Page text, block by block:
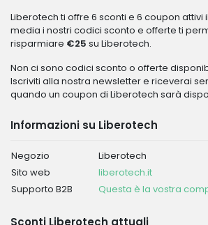
Liberotech ti offre 6 sconti e 6 coupon attivi
media i nostri codici sconto e offerte ti
risparmiare €25 su Liberotech.
Non ci sono codici sconto o offerte
Iscriviti alla nostra newsletter e riceverai
quando un coupon di Liberotech sarà
Informazioni su Liberotech
Negozio
Liberotech
Sito web
liberotech.it
Supporto B2B
Questa è la vostra
Sconti Liberotech attuali